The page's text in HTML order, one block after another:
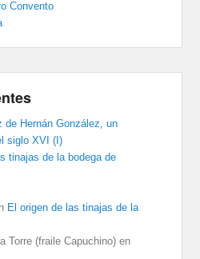
Convento
de Hernán González, un
siglo XVI (I)
tinajas de la bodega de
El origen de las tinajas de la
Torre (fraile Capuchino) en